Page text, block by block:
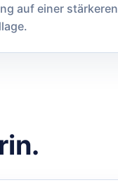
auf einer stärkeren